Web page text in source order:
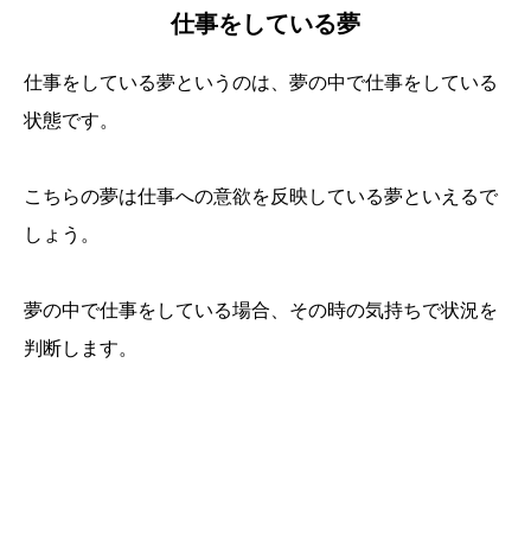
仕事をしている夢
仕事をしている夢というのは、夢の中で仕事をしている
状態です。
こちらの夢は仕事への意欲を反映している夢といえるで
しょう。
夢の中で仕事をしている場合、その時の気持ちで状況を
判断します。